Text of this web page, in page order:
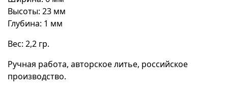
Высоты: 23 мм
Глубина: 1 мм
Вес: 2,2 гр.
Ручная работа, авторское литье, российское
производство.